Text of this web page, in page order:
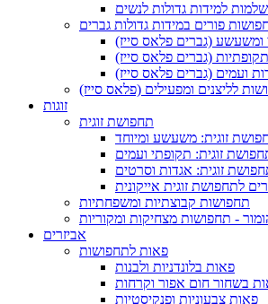
למידות גדולות לנשים
פורים במידות גדולות גברים
ומשעשע (גברים פלאס סייז)
(גברים פלאס סייז)
ועמים (גברים פלאס סייז)
לליצנים ומפעילים (פלאס סייז)
זוגות
תחפושת זוגית
זוגית: משעשע ומיוחד
זוגית: תקופתי ועמים
זוגית: אגדות וסרטים
לתחפושת זוגית אייקונית
תחפושות קבוצתיות ומשפחתיות
- תחפושות מצחיקות ומקוריות
אביזרים
פאות לתחפושות
פאות בלונדניות ולבנות
בשחור חום אפור וקרחות
פאות צבעוניות ופנקיסטיות